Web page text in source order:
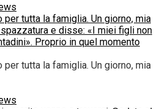
per tutta la famiglia. Un giorno, mia
e disse: «I miei figli non
Proprio in quel momento
per tutta la famiglia. Un giorno, mia